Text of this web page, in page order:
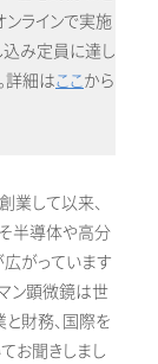
ンラインで実施
込み定員に達し
詳細はここから
業して以来、
半導体や高分
がっています
ン顕微鏡は世
財務、国際を
お聞きしまし